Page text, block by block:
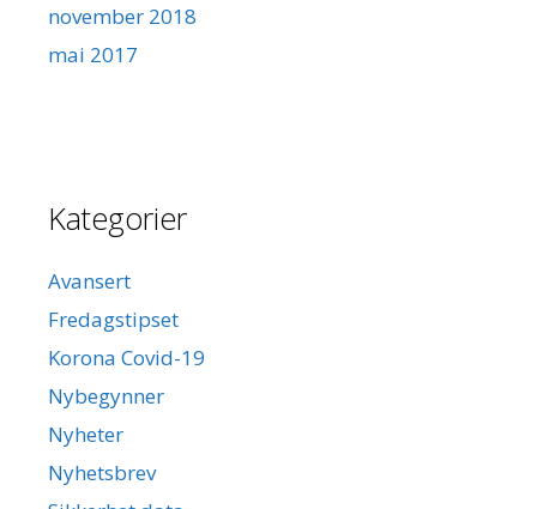
november 2018
mai 2017
Kategorier
Avansert
Fredagstipset
Korona Covid-19
Nybegynner
Nyheter
Nyhetsbrev